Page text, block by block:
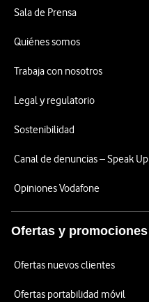
Sala de Prensa
Quiénes somos
Trabaja con nosotros
Legal y regulatorio
Sostenibilidad
Canal de denuncias – Speak Up
Opiniones Vodafone
Ofertas y promociones
Ofertas nuevos clientes
Ofertas portabilidad móvil